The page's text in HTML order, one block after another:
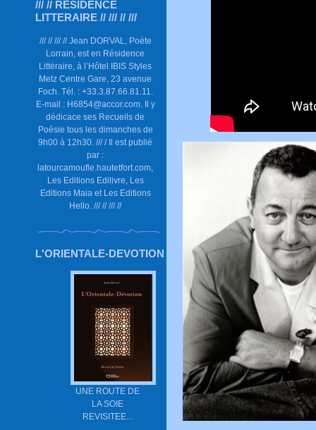
/// // RESIDENCE
LITTERAIRE // /// // ///
/// // /// // Jean DORVAL, Poète
Lorrain, est en Résidence
Littéraire, à l’Hôtel IBIS Styles
Metz Centre Gare, 23 avenue
Foch. Tél. : +33.3.87.66.81.11.
E-mail : H6854@accor.com. Il y
dédicace ses Recueils de
Poésie tous les dimanches de
9h00 à 12h30. /// / Il est publié
par :
latourcamoufle.hautetfort.com,
Les Editions Edilivre, Les
Editions Maia et Les Editions
Hello. /// // /// //
L'ORIENTALE-DEVOTION
UNE ROUTE DE
LA SOIE
REVISITEE...